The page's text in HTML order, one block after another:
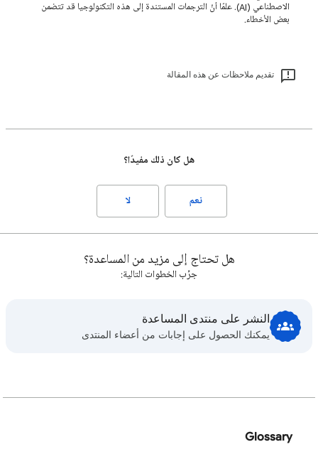
الاصطناعي (AI). علمًا أنّ الترجمات المستندة إلى هذه التكنولوجيا قد تتضمن
بعض الأخطاء.
تقديم ملاحظات عن هذه المقالة
هل كان ذلك مفيدًا؟
نعم لا
هل تحتاج إلى مزيد من المساعدة؟
جرِّب الخطوات التالية:
النشر على منتدى المساعدة
يمكنك الحصول على إجابات من أعضاء المنتدى
Glossary